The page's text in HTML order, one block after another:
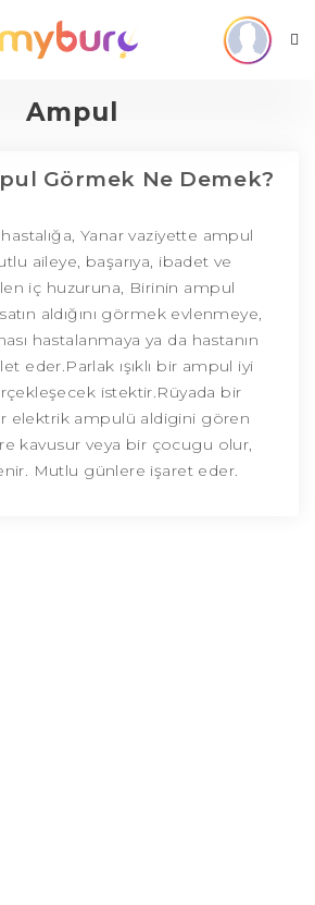
Ampul
Görmek Ne Demek?
Yanar vaziyette ampul
aileye, başarıya, ibadet ve
iç huzuruna, Birinin ampul
aldığını görmek evlenmeye,
hastalanmaya ya da hastanın
eder.Parlak ışıklı bir ampul iyi
istektir.Rüyada bir
elektrik ampulü aldigini gören
kavusur veya bir çocugu olur,
Mutlu günlere işaret eder.